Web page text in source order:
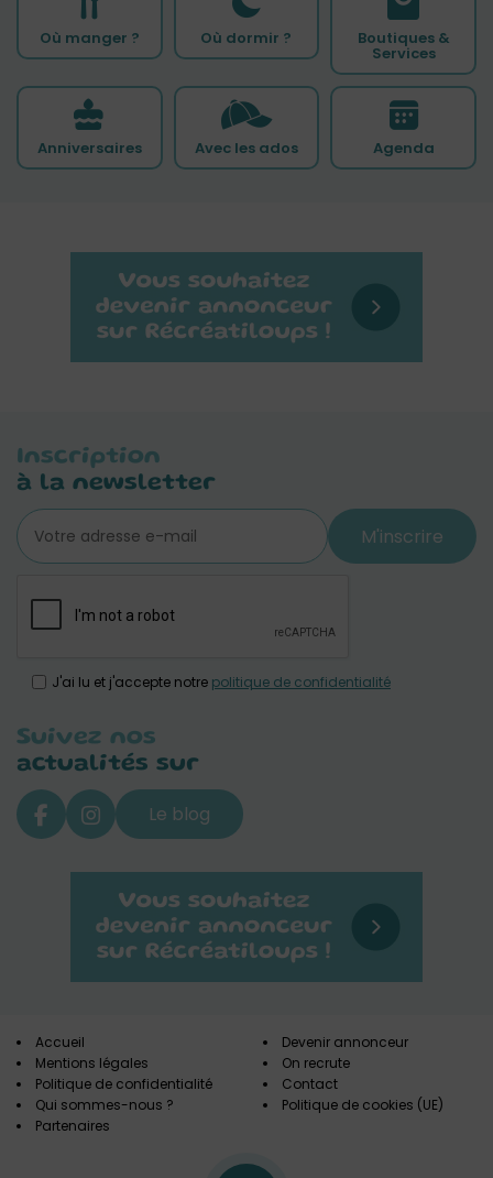
Où manger ? Où dormir ? Boutiques &
Services
Anniversaires Avec les ados Agenda
Inscription
à la newsletter
M'inscrire
J'ai lu et j'accepte notre politique de confidentialité
Suivez nos
actualités sur
Le blog
Accueil
Mentions légales
Politique de confidentialité
Qui sommes-nous ?
Partenaires
Devenir annonceur
On recrute
Contact
Politique de cookies (UE)